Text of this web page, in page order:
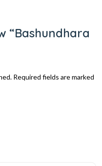
“Bashundhara
Required fields are marked